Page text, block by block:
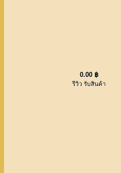
0.00 ฿
รีวิว รับสินค้า